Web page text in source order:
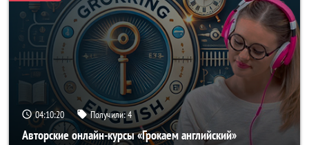
04:10:19 Получили:4
Авторские онлайн-курсы «Грокаем английский»